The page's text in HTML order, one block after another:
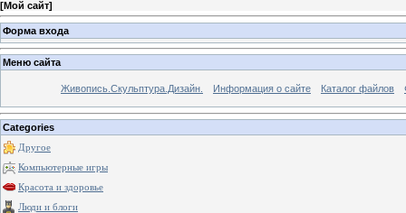
[Мой сайт]
Форма входа
Меню сайта
Живопись.Скульптура.Дизайн. Информация о сайте Каталог файлов
Categories
Другое
Компьютерные игры
Красота и здоровье
Люди и блоги